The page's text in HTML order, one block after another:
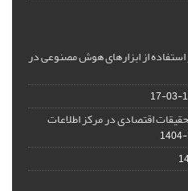
از ابزارهای هوش مصنوعی در
اقتصادی در مرکز اطلاعات